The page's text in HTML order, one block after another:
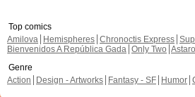
Top comics
Amilova
Hemispheres Chronoctis Express
Bienvenidos A República Gada Only Two
Genre
Action
Design - Artworks Fantasy - SF Humor